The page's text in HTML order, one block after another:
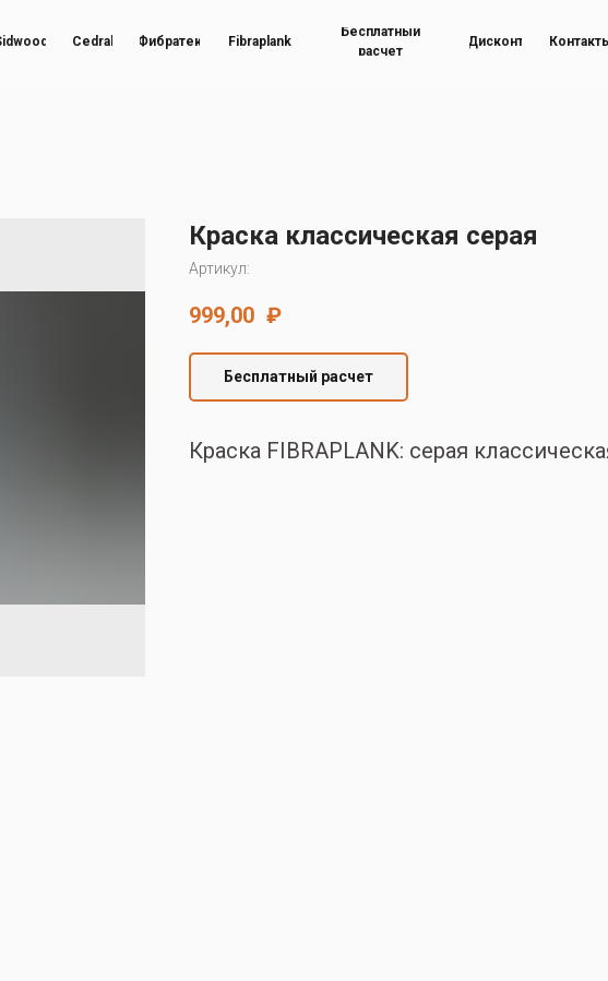
Cedral Фибратек
Бесплатный
расчет
Дисконт
Fibraplank
Краска классическая серая
Артикул:
999,00 ₽
Бесплатный расчет
Краска FIBRAPLANK: серая